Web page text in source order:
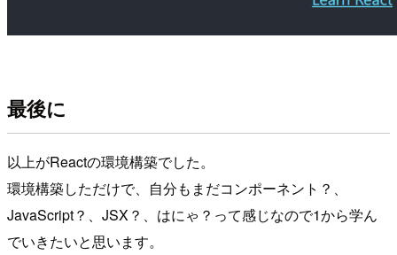
最後に
以上がReactの環境構築でした。
環境構築しただけで、自分もまだコンポーネント？、
JavaScript？、JSX？、はにゃ？って感じなので1から学ん
でいきたいと思います。